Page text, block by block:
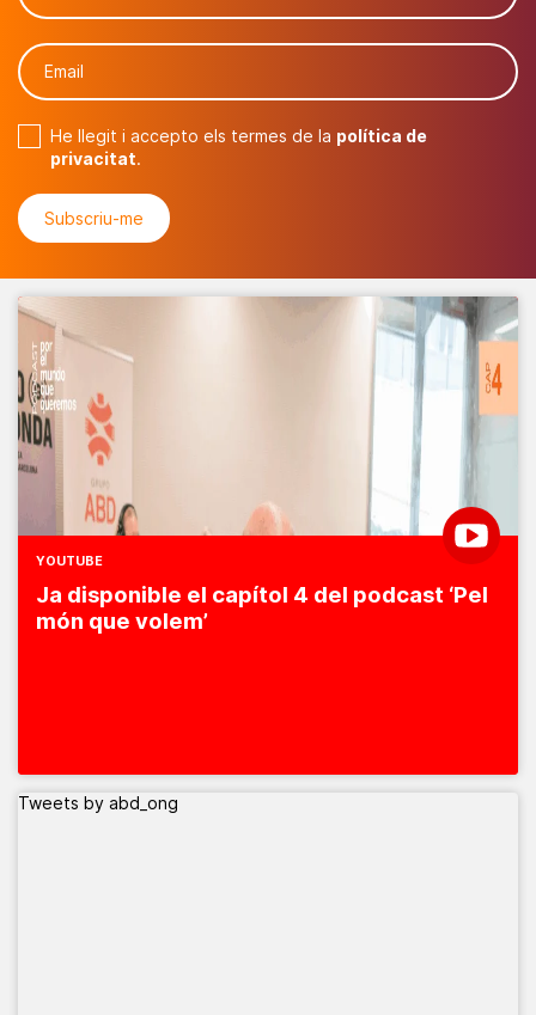
He llegit i accepto els termes de la política de
privacitat.
YOUTUBE
Ja disponible el capítol 4 del podcast ‘Pel
món que volem’
Tweets by abd_ong